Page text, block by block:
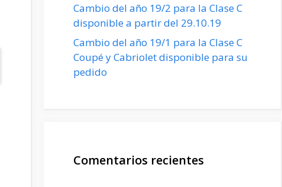
Cambio del año 19/2 para la Clase C
disponible a partir del 29.10.19
Cambio del año 19/1 para la Clase C
Coupé y Cabriolet disponible para su
pedido
Comentarios recientes